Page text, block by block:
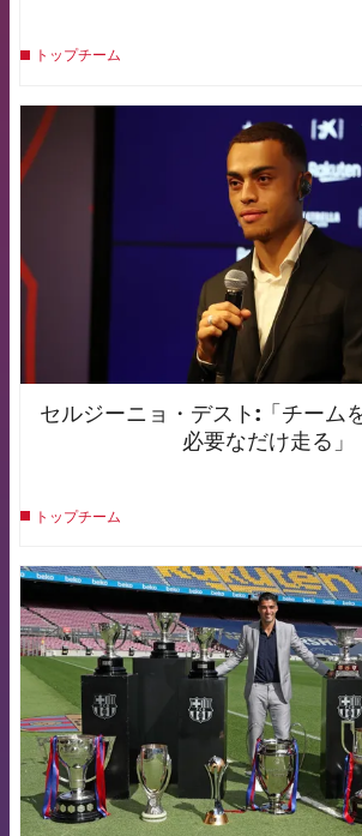
トップチーム
FCB
セルジーニョ・デスト:「チーム
必要なだけ走る」
トップチーム
FCB